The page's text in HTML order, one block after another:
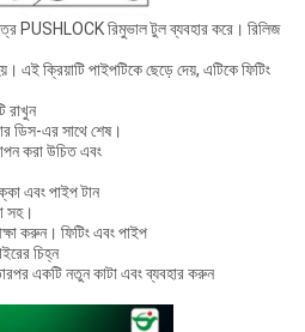
PUSHLOCK রিমুভাল টুল ব্যবহার করে। রিলিজ
এই ক্রিয়াটি পাইপটিকে ছেড়ে দেয়, এটিকে ফিটিং
রাখুন
ডিস-এর সাথে শেষ।
করা উচিত এবং
এবং পাইপ টান
সহ।
করুন। ফিটিং এবং পাইপ
চিহ্ন
একটি নতুন কাটা এবং ব্যবহার করুন